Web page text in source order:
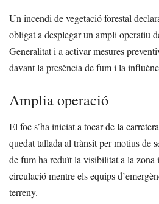
Un incendi de vegetació forestal
obligat a desplegar un ampli operatiu
Generalitat i a activar mesures
davant la presència de fum i la
Amplia operació
El foc s’ha iniciat a tocar de la
quedat tallada al trànsit per motius de
de fum ha reduït la visibilitat a la zona
circulació mentre els equips
terreny.